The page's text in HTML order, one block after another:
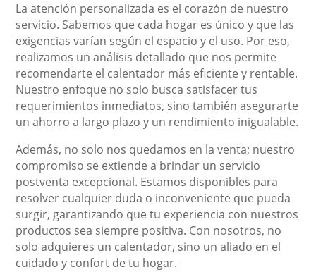
La atención personalizada es el corazón de nuestro
servicio. Sabemos que cada hogar es único y que las
exigencias varían según el espacio y el uso. Por eso,
realizamos un análisis detallado que nos permite
recomendarte el calentador más eficiente y rentable.
Nuestro enfoque no solo busca satisfacer tus
requerimientos inmediatos, sino también asegurarte
un ahorro a largo plazo y un rendimiento inigualable.
Además, no solo nos quedamos en la venta; nuestro
compromiso se extiende a brindar un servicio
postventa excepcional. Estamos disponibles para
resolver cualquier duda o inconveniente que pueda
surgir, garantizando que tu experiencia con nuestros
productos sea siempre positiva. Con nosotros, no
solo adquieres un calentador, sino un aliado en el
cuidado y confort de tu hogar.